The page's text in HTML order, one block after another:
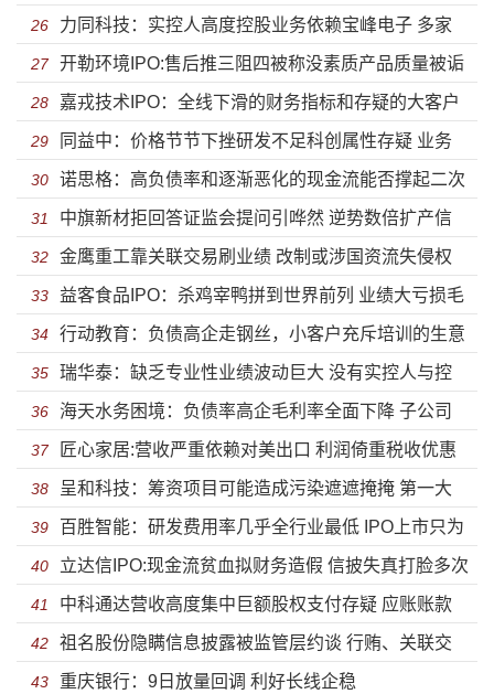
账款风险嚣张应对
26 力同科技：实控人高度控股业务依赖宝峰电子 多家
子公司未实际经营就被注销
27 开勒环境IPO:售后推三阻四被称没素质产品质量被诟
病 关联方认定问题深交所遭质疑
28 嘉戎技术IPO：全线下滑的财务指标和存疑的大客户
数据
29 同益中：价格节节下挫研发不足科创属性存疑 业务
发展停滞未来竞争力缺失
30 诺思格：高负债率和逐渐恶化的现金流能否撑起二次
冲刺IPO的野心？
31 中旗新材拒回答证监会提问引哗然 逆势数倍扩产信
披失实研发人员大量流失
32 金鹰重工靠关联交易刷业绩 改制或涉国资流失侵权
职工股东失实信披
33 益客食品IPO：杀鸡宰鸭拼到世界前列 业绩大亏损毛
利率不及行业一半
34 行动教育：负债高企走钢丝，小客户充斥培训的生意
还能做几年？
35 瑞华泰：缺乏专业性业绩波动巨大 没有实控人与控
股股东以后到底谁说了算？
36 海天水务困境：负债率高企毛利率全面下降 子公司
一地鸡毛偿债能力远低于同行
37 匠心家居:营收严重依赖对美出口 利润倚重税收优惠
贸易摩擦加剧应收风险
38 呈和科技：筹资项目可能造成污染遮遮掩掩 第一大
供应商为“一个人”的公司
39 百胜智能：研发费用率几乎全行业最低 IPO上市只为
圈钱？
40 立达信IPO:现金流贫血拟财务造假 信披失真打脸多次
违规违法
41 中科通达营收高度集中巨额股权支付存疑 应账账款
飙升毛利率大幅下滑负债率畸高
42 祖名股份隐瞒信息披露被监管层约谈 行贿、关联交
易全被翻出来了令人嘘叹
43 重庆银行：9日放量回调 利好长线企稳